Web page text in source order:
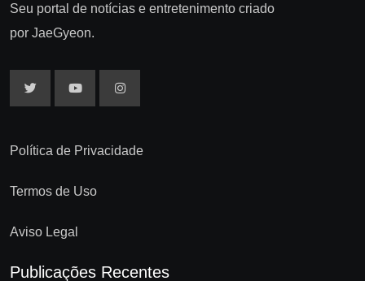
Seu portal de notícias e entretenimento criado
por JaeGyeon.
Política de Privacidade
Termos de Uso
Aviso Legal
Publicações Recentes